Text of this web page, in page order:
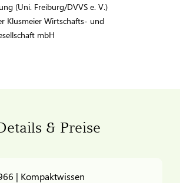
(Uni. Freiburg/DVVS e. V.)
Klusmeier Wirtschafts- und
mbH
& Preise
| Kompaktwissen